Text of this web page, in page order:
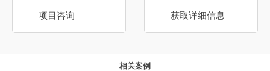
项目咨询 获取详细信息
相关案例